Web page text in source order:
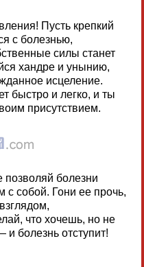
Пусть крепкий
с болезнью,
силы станет
хандре и унынию,
исцеление.
быстро и легко, и ты
присутствием.
болезни
с собой. Гони ее прочь,
что хочешь, но не
болезнь отступит!